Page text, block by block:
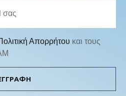
Απορρήτου και τους